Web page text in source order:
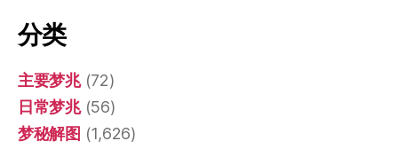
分类
主要梦兆(72)
日常梦兆(56)
梦秘解图 (1,626)